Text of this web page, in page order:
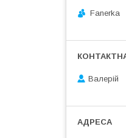
Fanerka
Валерій